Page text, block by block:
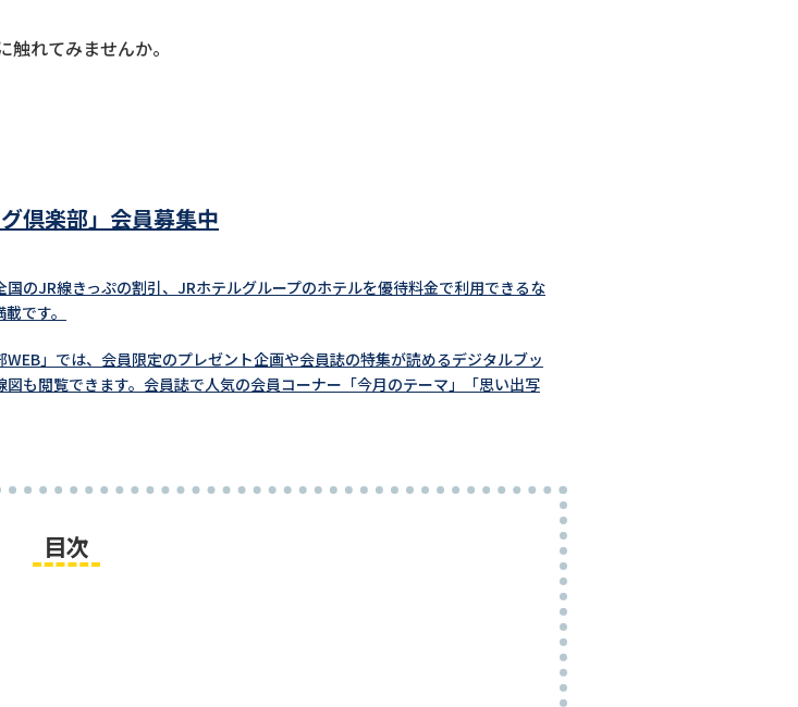
れてみませんか。
グ倶楽部」会員募集中
国のJR線きっぷの割引、JRホテルグループのホテルを優待料金で利用できるな
です。
WEB」では、会員限定のプレゼント企画や会員誌の特集が読めるデジタルブッ
図も閲覧できます。会員誌で人気の会員コーナー「今月のテーマ」「思い出写
目次